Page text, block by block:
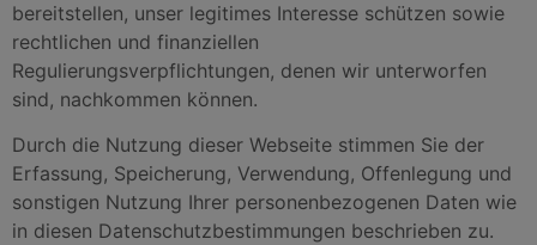
bereitstellen, unser legitimes Interesse schützen sowie
rechtlichen und finanziellen
Regulierungsverpflichtungen, denen wir unterworfen
sind, nachkommen können.
Durch die Nutzung dieser Webseite stimmen Sie der
Erfassung, Speicherung, Verwendung, Offenlegung und
sonstigen Nutzung Ihrer personenbezogenen Daten wie
in diesen Datenschutzbestimmungen beschrieben zu.